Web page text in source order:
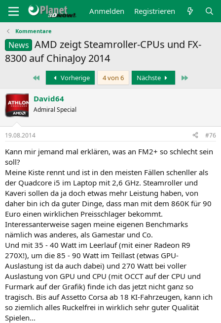
Anmelden Registrieren
Kommentare
News AMD zeigt Steamroller-CPUs und FX-
8300 auf ChinaJoy 2014
Erste Vorherige 4 von 6 Nächste
David64
Admiral Special
19.08.2014 #76
Kann mir jemand mal erklären, was an FM2+ so schlecht sein
soll?
Meine Kiste rennt und ist in den meisten Fällen schenller als
der Quadcore i5 im Laptop mit 2,6 GHz. Steamroller und
Kaveri sollen da ja doch etwas mehr Leistung haben, von
daher bin ich da guter Dinge, dass man mit dem 860K für 90
Euro einen wirklichen Preisschlager bekommt.
Interessanterweise sagen meine eigenen Benchmarks
nämlich was anderes, als Gamestar und Co.
Und mit 35 - 40 Watt im Leerlauf (mit einer Radeon R9
270X!), um die 85 - 90 Watt im Teillast (etwas GPU-
Auslastung ist da auch dabei) und 270 Watt bei voller
Auslastung von GPU und CPU (mit OCCT auf der CPU und
Furmark auf der Grafik) finde ich das jetzt nicht ganz so
tragisch. Bis auf Assetto Corsa ab 18 KI-Fahrzeugen, kann ich
so ziemlich alles Ruckelfrei in wirklich sehr guter Qualität
Spielen...